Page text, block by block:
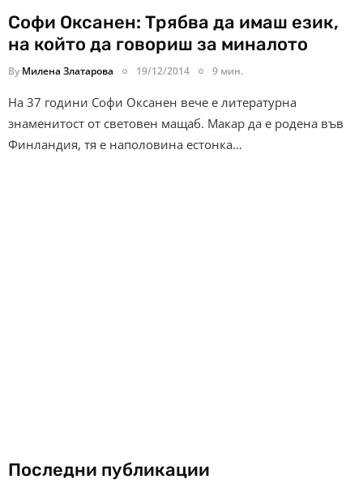
Софи Оксанен: Трябва да имаш език,
на който да говориш за миналото
By Милена Златарова 19/12/2014 9 мин.
На 37 години Софи Оксанен вече е литературна
знаменитост от световен мащаб. Макар да е родена във
Финландия, тя е наполовина естонка…
Последни публикации